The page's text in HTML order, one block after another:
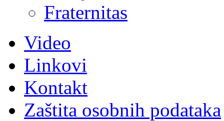
Fraternitas
Video
Linkovi
Kontakt
Zaštita osobnih podataka